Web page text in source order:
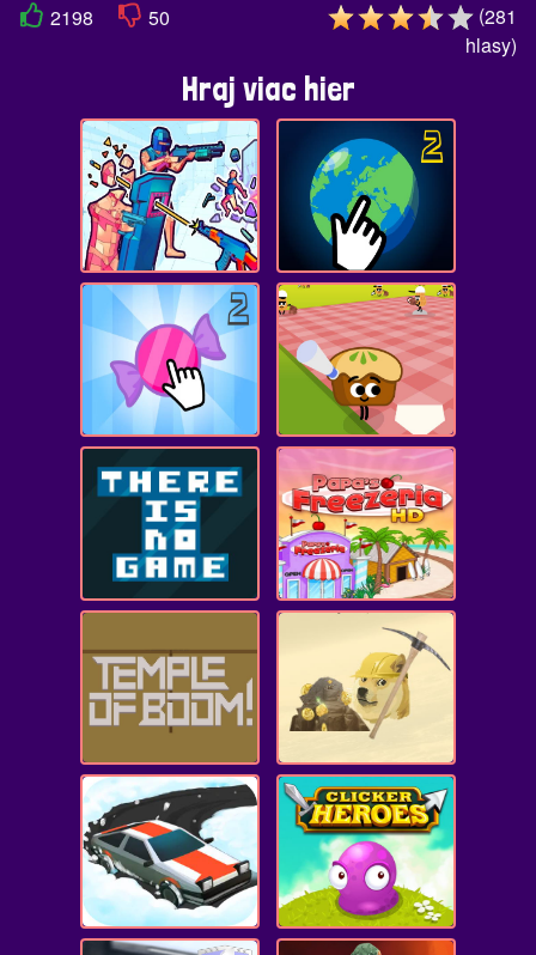
2198 50 (281
hlasy)
Hraj viac hier